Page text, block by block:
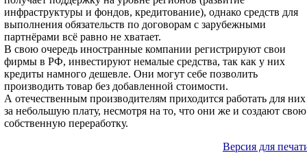
инфраструктуры и фондов, кредитование), однако средств для
выполнения обязательств по договорам с зарубежными
партнёрами всё равно не хватает.
В свою очередь иностранные компании регистрируют свои
фирмы в РФ, инвестируют немалые средства, так как у них
кредиты намного дешевле. Они могут себе позволить
производить товар без добавленной стоимости.
А отечественным производителям приходится работать для них
за небольшую плату, несмотря на то, что они же и создают свою
собственную переработку.
Версия для